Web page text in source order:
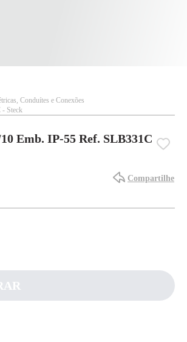
Conduítes e Conexões
- Steck
Emb. IP-55 Ref. SLB331C
Compartilhe